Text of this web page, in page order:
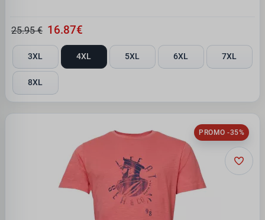
25.95 € 16.87€
3XL 4XL 5XL 6XL 7XL
8XL
PROMO -35%